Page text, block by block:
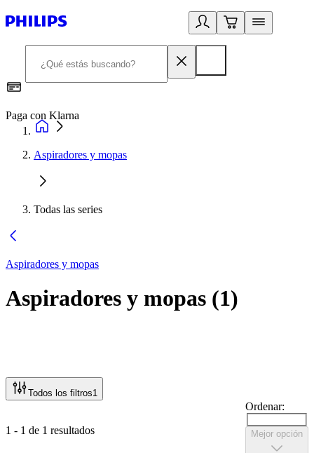
Paga con Klarna
Aspiradores y mopas
Todas las series
Aspiradores y mopas
Aspiradores y mopas (1)
Todos los filtros1
1 - 1 de 1 resultados
Ordenar:
Mejor opción